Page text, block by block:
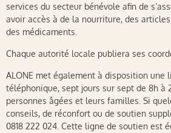
services du secteur bénévole afin de
avoir accès à de la nourriture, des
des médicaments.
Chaque autorité locale publiera ses
ALONE met également à disposition une
téléphonique, sept jours sur sept de 8h à
personnes âgées et leurs familles. Si
conseils, de réconfort ou de soutien
0818 222 024. Cette ligne de soutien est